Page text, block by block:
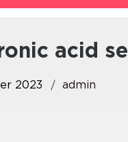
acid
2023 admin